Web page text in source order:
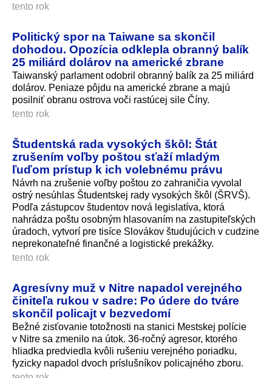
tento rok
Politický spor na Taiwane sa skončil
dohodou. Opozícia odklepla obranný balík
25 miliárd dolárov na americké zbrane
Taiwanský parlament odobril obranný balík za 25 miliárd
dolárov. Peniaze pôjdu na americké zbrane a majú
posilniť obranu ostrova voči rastúcej sile Číny.
tento rok
Študentská rada vysokých škôl: Štát
zrušením voľby poštou sťaží mladým
ľuďom prístup k ich volebnému právu
Návrh na zrušenie voľby poštou zo zahraničia vyvolal
ostrý nesúhlas Študentskej rady vysokých škôl (ŠRVŠ).
Podľa zástupcov študentov nová legislatíva, ktorá
nahrádza poštu osobným hlasovaním na zastupiteľských
úradoch, vytvorí pre tisíce Slovákov študujúcich v cudzine
neprekonateľné finančné a logistické prekážky.
tento rok
Agresívny muž v Nitre napadol verejného
činiteľa rukou v sadre: Po údere do tváre
skončil policajt v bezvedomí
Bežné zisťovanie totožnosti na stanici Mestskej polície
v Nitre sa zmenilo na útok. 36-ročný agresor, ktorého
hliadka predviedla kvôli rušeniu verejného poriadku,
fyzicky napadol dvoch príslušníkov policajného zboru.